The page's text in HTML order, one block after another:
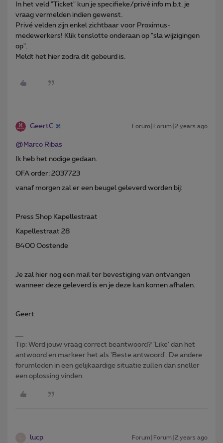
In het veld "Ticket" kun je specifieke/privé info m.b.t. je
vraag vermelden indien gewenst.
Privé velden zijn enkel zichtbaar voor Proximus-
medewerkers! Klik tenslotte onderaan op "sla wijzigingen
op".
Meldt het hier zodra dit gebeurd is.
GeertC Forum|Forum|2 years ago
@Marco Ribas
Ik heb het nodige gedaan.
OFA order: 2037723
vanaf morgen zal er een beugel geleverd worden bij:
Press Shop Kapellestraat
Kapellestraat 28
8400 Oostende
Je zal hier nog een mail ter bevestiging van ontvangen
wanneer deze geleverd is en je deze kan komen afhalen.
Geert
Tip: Werd jouw vraag correct beantwoord? ‘Like’ dan het
antwoord en markeer het als 'Beste antwoord'. De andere
forumleden in een gelijkaardige situatie zullen dan sneller
een oplossing vinden.
lucp Forum|Forum|2 years ago